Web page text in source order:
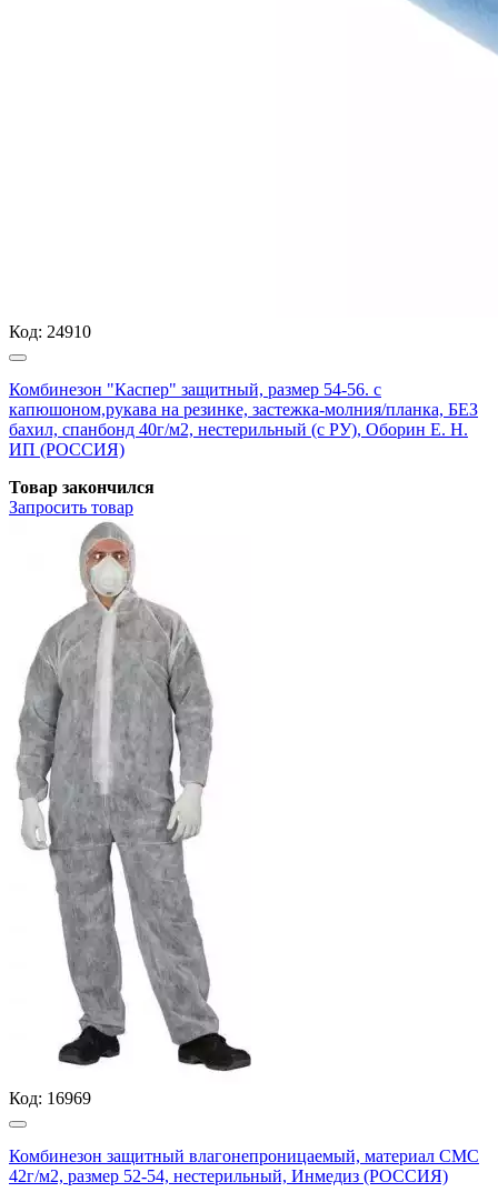
Код: 24910
Комбинезон "Каспер" защитный, размер 54-56. с
капюшоном,рукава на резинке, застежка-молния/планка, БЕЗ
бахил, спанбонд 40г/м2, нестерильный (с РУ), Оборин Е. Н.
ИП (РОССИЯ)
Товар закончился
Запросить товар
Код: 16969
Комбинезон защитный влагонепроницаемый, материал СМС
42г/м2, размер 52-54, нестерильный, Инмедиз (РОССИЯ)